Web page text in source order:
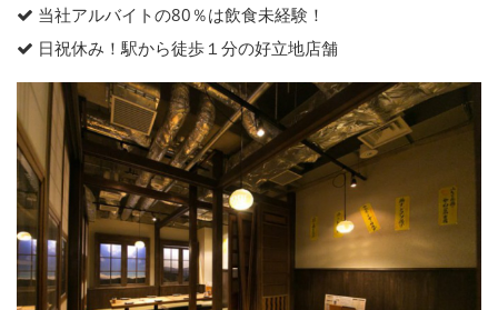
当社アルバイトの80％は飲食未経験！
日祝休み！駅から徒歩１分の好立地店舗